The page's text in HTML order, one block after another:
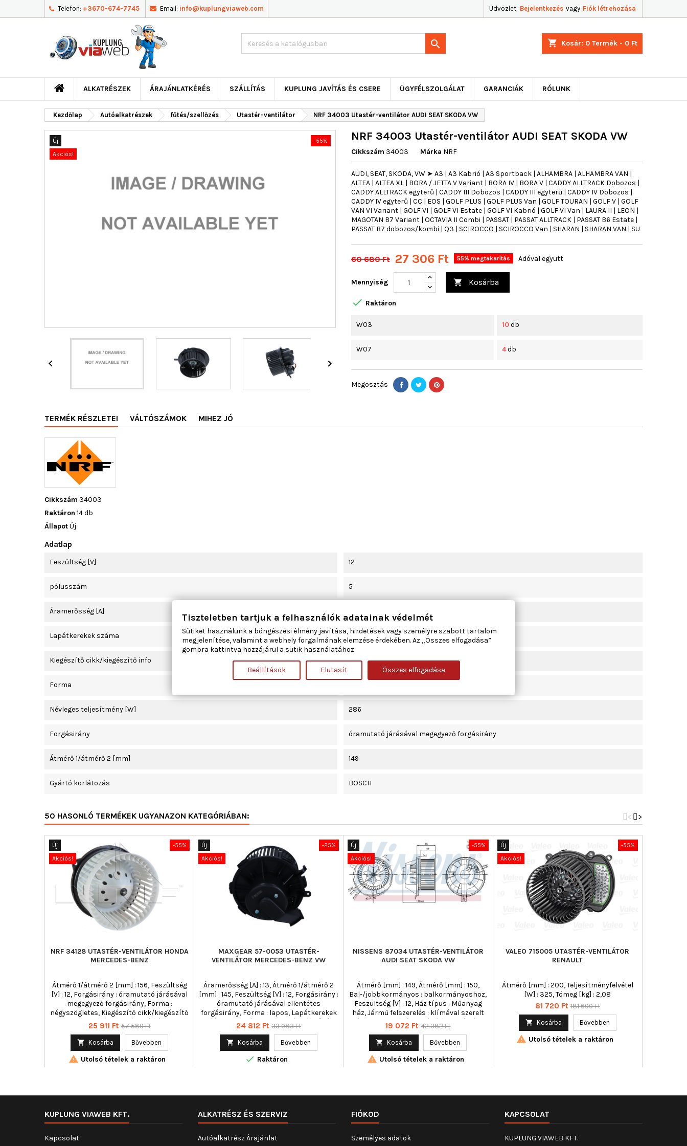
Telefon: +3670-674-7745 Email: info@kuplungviaweb.com Üdvözlet, Bejelentkezés vagy Fiók létrehozása
shopping_cart Kosár: 0 Termék - 0 Ft

ALKATRÉSZEK ÁRAJÁNLATKÉRÉS SZÁLLÍTÁS KUPLUNG JAVÍTÁS ÉS CSERE ÜGYFÉLSZOLGÁLAT GARANCIÁK RÓLUNK
Kezdőlap Autóalkatrészek fűtés/szellőzés Utastér-ventilátor NRF 34003 Utastér-ventilátor AUDI SEAT SKODA VW
Új
-55%
Akciós!
 
NRF 34003 Utastér-ventilátor AUDI SEAT SKODA VW
Cikkszám 34003 Márka NRF
AUDI, SEAT, SKODA, VW ➤ A3 | A3 Kabrió | A3 Sportback | ALHAMBRA | ALHAMBRA VAN |
ALTEA | ALTEA XL | BORA / JETTA V Variant | BORA IV | BORA V | CADDY ALLTRACK Dobozos |
CADDY ALLTRACK egyterű | CADDY III Dobozos | CADDY III egyterű | CADDY IV Dobozos |
CADDY IV egyterű | CC | EOS | GOLF PLUS | GOLF PLUS Van | GOLF TOURAN | GOLF V | GOLF
VAN VI Variant | GOLF VI | GOLF VI Estate | GOLF VI Kabrió | GOLF VI Van | LAURA II | LEON |
MAGOTAN B7 Variant | OCTAVIA II Combi | PASSAT | PASSAT ALLTRACK | PASSAT B6 Estate |
PASSAT B7 dobozos/kombi | Q3 | SCIROCCO | SCIROCCO Van | SHARAN | SHARAN VAN | SU
60 680 Ft 27 306 Ft 55% megtakarítás Adóval együtt
Mennyiség  Kosárba
 Raktáron
W03 10db
W07 4db
Megosztás
TERMÉK RÉSZLETEI VÁLTÓSZÁMOK MIHEZ JÓ
Cikkszám 34003
Raktáron 14 db
ÁllapotÚj
Adatlap
Feszültség [V] 12
pólusszám 5
Áramerősség [A]
Lapátkerekek száma 41
Kiegészítő cikk/kiegészítő info integrált szabályozóval
Forma
Névleges teljesítmény [W] 286
Forgásirány óramutató járásával megegyező forgásirány
Átmérő 1/átmérő 2 [mm] 149
Gyártó korlátozás BOSCH
50 HASONLÓ TERMÉKEK UGYANAZON KATEGÓRIÁBAN: >
<
-55%
Új
Akciós!
NRF 34128 UTASTÉR-VENTILÁTOR HONDA
MERCEDES-BENZ
Átmérő 1/átmérő 2 [mm] : 156, Feszültség
[V] : 12, Forgásirány : óramutató járásával
megegyező forgásirány, Forma :
négyszögletes, Kiegészítő cikk/kiegészítő
info : integrált szabályozó nélkül,
Lapátkerekek száma : 41, pólusszám : 2
Ár
25 911 Ft Normál
57 580 Ft
 Kosárba Bővebben
 Utolsó tételek a raktáron
-25%
Új
Akciós!
MAXGEAR 57-0053 UTASTÉR-
VENTILÁTOR MERCEDES-BENZ VW
Áramerősség [A] : 13, Átmérő 1/átmérő 2
[mm] : 145, Feszültség [V] : 12, Forgásirány :
óramutató járásával ellentétes
forgásirány, Forma : lapos, Lapátkerekek
száma : 47, Névleges teljesítmény [W] :
156, pólusszám : 2
Ár
24 812 Ft Normál
33 083 Ft
 Kosárba Bővebben
 Raktáron
-55%
Új
Akciós!
NISSENS 87034 UTASTÉR-VENTILÁTOR
AUDI SEAT SKODA VW
Átmérő [mm] : 149, Átmérő [mm] : 150,
Bal-/jobbkormányos : balkormányoshoz,
Feszültség [V] : 12, Ház típus : Műanyag
ház, Jármű felszerelés : klímával szerelt
járművekhez (kézi vezérlés), Kiegészítő
cikk/kiegészítő info : integrált szabályozó
nélkül, Névleges teljesítmény [W] : 240,
pólusszám : 2, Szabályozó :
fordulatszámszabályozó nélkül,
Ár
19 072 Ft Normál
42 382 Ft
 Kosárba Bővebben
 Utolsó tételek a raktáron
-55%
Új
Akciós!
VALEO 715005 UTASTÉR-VENTILÁTOR
RENAULT
Átmérő [mm] : 200, Teljesítményfelvétel
[W] : 325, Tömeg [kg] : 2,08
Ár
81 720 Ft Normál
181 600 Ft
 Kosárba Bővebben
 Utolsó tételek a raktáron
KUPLUNG VIAWEB KFT.
Kapcsolat
ALKATRÉSZ ÉS SZERVIZ
Autóalkatrész Árajánlat
FIÓKOD
Személyes adatok
KAPCSOLAT
KUPLUNG VIAWEB KFT.
Tiszteletben tartjuk a felhasználók adatainak védelmét
Sütiket használunk a böngészési élmény javítása, hirdetések vagy személyre szabott tartalom
megjelenítése, valamint a webhely forgalmának elemzése érdekében. Az „Összes elfogadása”
gombra kattintva hozzájárul a sütik használatához.
Beállítások Elutasít Összes elfogadása